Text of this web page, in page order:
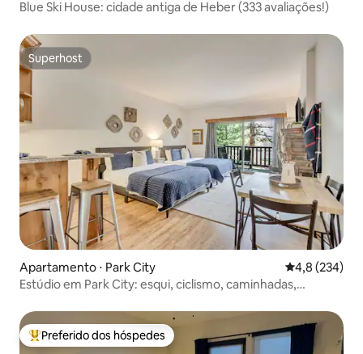
Blue Ski House: cidade antiga de Heber (333 avaliações!)
Superhost
Superhost
Apartamento ⋅ Park City 4,8 de uma
4,8 (234)
Estúdio em Park City: esqui, ciclismo, caminhadas,
Entre os melhores preferidos dos hóspedes
Preferido dos hóspedes